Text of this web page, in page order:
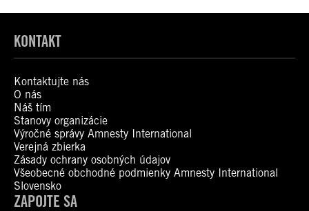
KONTAKT
Kontaktujte nás
O nás
Náš tím
Stanovy organizácie
Výročné správy Amnesty International
Verejná zbierka
Zásady ochrany osobných údajov
Všeobecné obchodné podmienky Amnesty International
Slovensko
ZAPOJTE SA